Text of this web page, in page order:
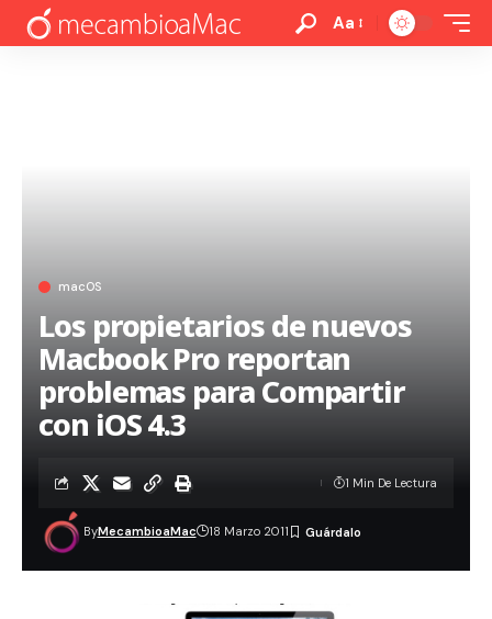
Aa
macOS
Los propietarios de nuevos
Macbook Pro reportan
problemas para Compartir
con iOS 4.3
ByMecambioaMac 18 Marzo 2011
1 Min De Lectura